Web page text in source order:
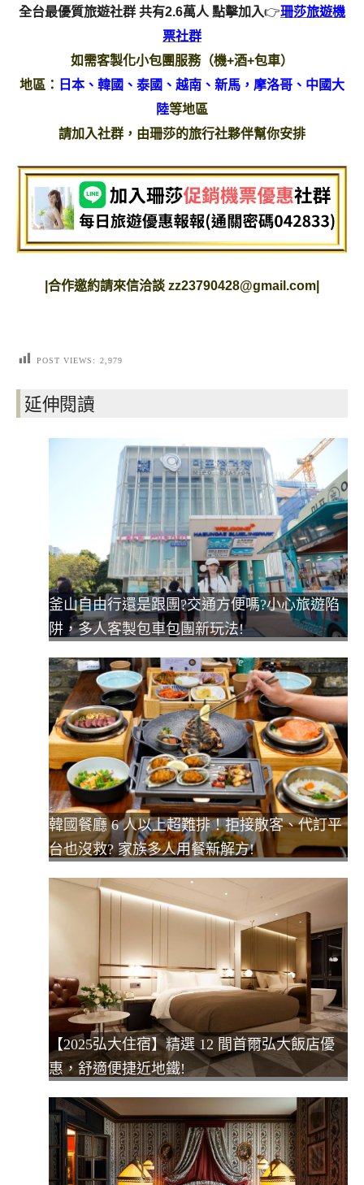
全台最優質旅遊社群 共有2.6萬人 點擊加入👉珊莎旅遊機
票社群
如需客製化小包團服務（機+酒+包車）
地區： 日本、韓國、泰國、越南、新馬，摩洛哥、中國大
陸等地區
請加入社群，由珊莎的旅行社夥伴幫你安排
合作邀約請來信洽談 zz23790428@gmail.com
POST VIEWS: 2,979
延伸閱讀
釜山自由行還是跟團?交通方便嗎?小心旅遊陷
阱，多人客製包車包團新玩法!
韓國餐廳 6 人以上超難排！拒接散客、代訂平
台也沒救? 家族多人用餐新解方!
【2025弘大住宿】精選 12 間首爾弘大飯店優
惠，舒適便捷近地鐵!